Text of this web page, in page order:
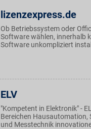
lizenzexpress.de
Ob Betriebssystem oder
Software wählen, innerhalb
Software unkompliziert
ELV
"Kompetent in Elektronik" -
Bereichen Hausautomation,
und Messtechnik